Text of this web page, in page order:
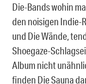
Die-Bands wohin
den noisigen Indie-
und Die Wände,
Shoegaze-
Album nicht
finden Die Sauna